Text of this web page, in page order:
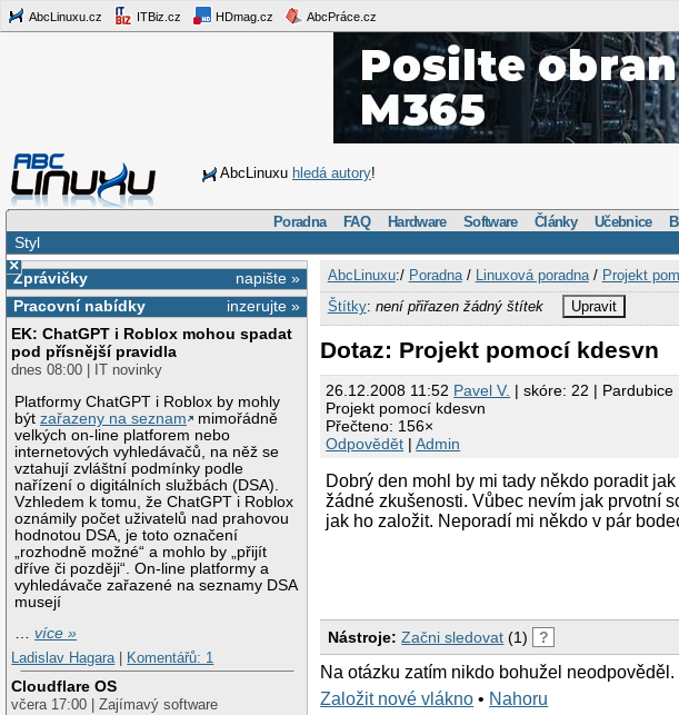
AbcLinuxu.cz ITBiz.cz HDmag.cz AbcPráce.cz
AbcLinuxu hledá autory!
Poradna FAQ Hardware Software Články Učebnice
Styl
×
napište »
Zprávičky
inzerujte »
Pracovní nabídky
EK: ChatGPT i Roblox mohou spadat
pod přísnější pravidla
dnes 08:00 | IT novinky
Platformy ChatGPT i Roblox by mohly
býtzařazeny na seznam
mimořádně
velkých on-line platforem nebo
internetových vyhledávačů, na něž se
vztahují zvláštní podmínky podle
nařízení o digitálních službách (DSA).
Vzhledem k tomu, že ChatGPT i Roblox
oznámily počet uživatelů nad prahovou
hodnotou DSA, je toto označení
„rozhodně možné“ a mohlo by „přijít
dříve či později“. On-line platformy a
vyhledávače zařazené na seznamy DSA
musejí
…více »
Ladislav Hagara
Komentářů: 1
Cloudflare OS
včera 17:00 | Zajímavý software
AbcLinuxu:/ Poradna/ Linuxová poradna/ Projekt
Štítky: není přiřazen žádný štítek Upravit
Dotaz: Projekt pomocí kdesvn
26.12.2008 11:52 Pavel V. | skóre: 22 | Pardubice
Projekt pomocí kdesvn
Přečteno: 156×
Odpovědět |Admin
Dobrý den mohl by mi tady někdo poradit
žádné zkušenosti. Vůbec nevím jak prvotní
jak ho založit. Neporadí mi někdo v pár
Nástroje: Začni sledovat (1) ?
Na otázku zatím nikdo bohužel neodpověděl.
Založit nové vlákno • Nahoru